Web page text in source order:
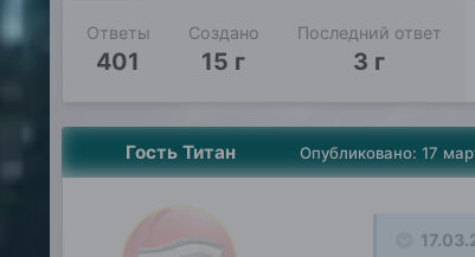
Ответы
401
Создано
15 г
Последний ответ
3 г
Гость Титан Опубликовано: 17